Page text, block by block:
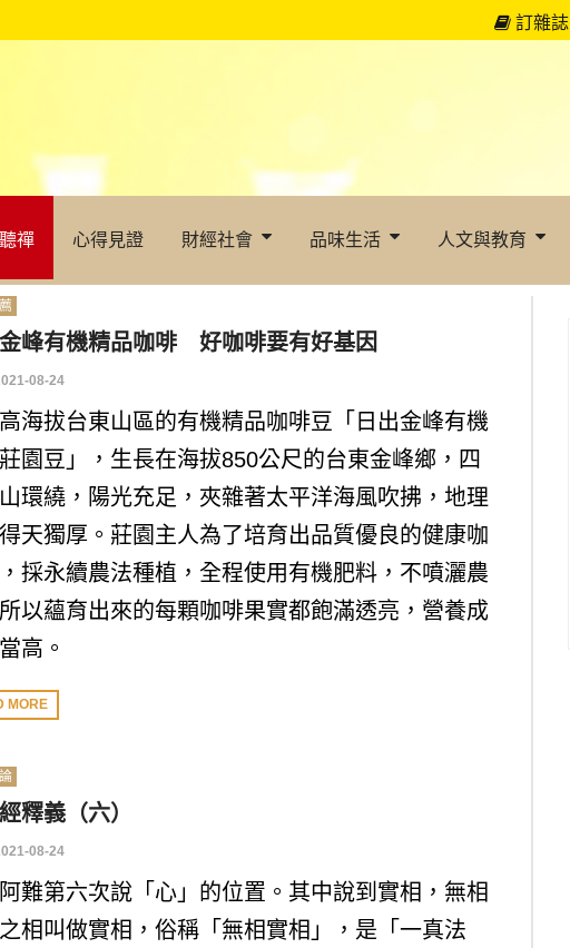
訂雜誌
聽禪 心得見證 財經社會 品味生活 人文與教育
峰有機精品咖啡 好咖啡要有好基因
08-24
海拔台東山區的有機精品咖啡豆「日出金峰有機
園豆」，生長在海拔850公尺的台東金峰鄉，四
環繞，陽光充足，夾雜著太平洋海風吹拂，地理
天獨厚。莊園主人為了培育出品質優良的健康咖
採永續農法種植，全程使用有機肥料，不噴灑農
以蘊育出來的每顆咖啡果實都飽滿透亮，營養成
高。
MORE
釋義（六）
08-24
難第六次說「心」的位置。其中說到實相，無相
相叫做實相，俗稱「無相實相」，是「一真法